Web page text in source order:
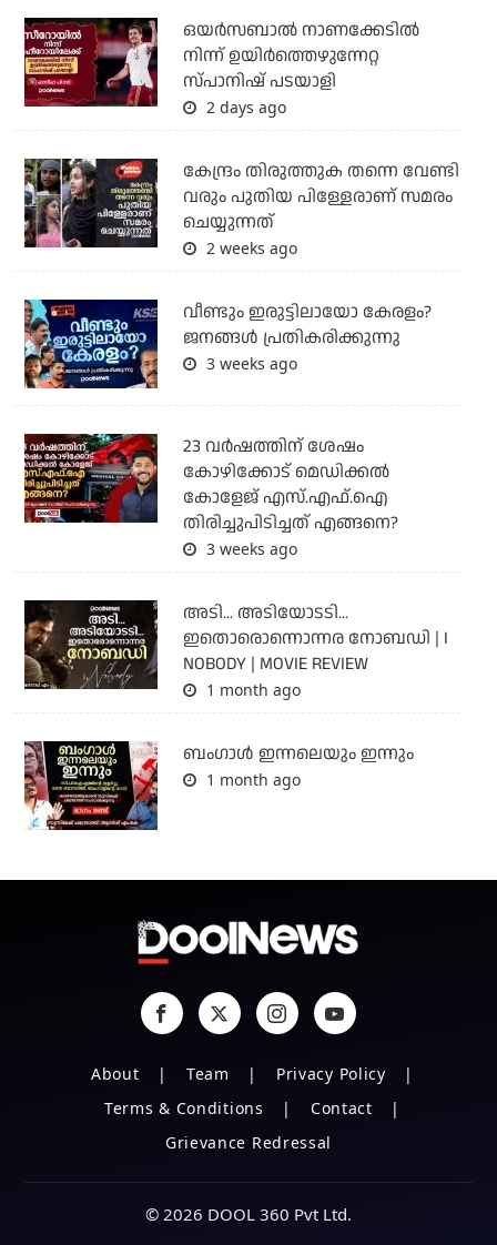
ഒയര്‍സബാൽ നാണക്കേടിൽ
നിന്ന് ഉയിർത്തെഴുന്നേറ്റ
സ്പാനിഷ് പടയാളി
2 days ago
കേന്ദ്രം തിരുത്തുക തന്നെ വേണ്ടി
വരും പുതിയ പിള്ളേരാണ് സമരം
ചെയ്യുന്നത്
2 weeks ago
വീണ്ടും ഇരുട്ടിലായോ കേരളം?
ജനങ്ങൾ പ്രതികരിക്കുന്നു
3 weeks ago
23 വർഷത്തിന് ശേഷം
കോഴിക്കോട് മെഡിക്കൽ
കോളേജ് എസ്.എഫ്.ഐ
തിരിച്ചുപിടിച്ചത് എങ്ങനെ?
3 weeks ago
അടി... അടിയോടടി...
ഇതൊരൊന്നൊന്നര നോബഡി | I
NOBODY | MOVIE REVIEW
1 month ago
ബംഗാള്‍ ഇന്നലെയും ഇന്നും
1 month ago
About Team
Privacy Policy
Terms & Conditions
Contact
Grievance Redressal
© 2026 DOOL 360 Pvt Ltd.